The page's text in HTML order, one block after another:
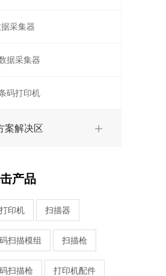
采集器
据采集器
码打印机
案解决区
产品
印机 扫描器
扫描模组 扫描枪
扫描枪 打印机配件